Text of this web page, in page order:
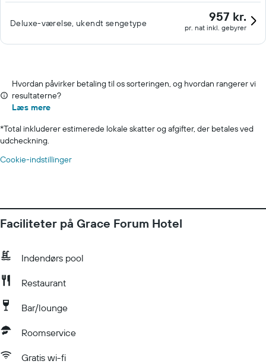
Deluxe-værelse, ukendt sengetype 957 kr.
pr. nat inkl. gebyrer
Hvordan påvirker betaling til os sorteringen, og hvordan rangerer vi
resultaterne?
Læs mere
*Total inkluderer estimerede lokale skatter og afgifter, der betales ved
udcheckning.
Cookie-indstillinger
Faciliteter på Grace Forum Hotel
Indendørs pool
Restaurant
Bar/lounge
Roomservice
Gratis wi-fi